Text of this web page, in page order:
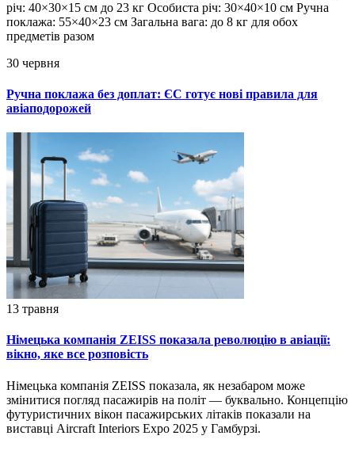
річ: 40×30×15 см до 23 кг Особиста річ: 30×40×10 см Ручна
поклажа: 55×40×23 см Загальна вага: до 8 кг для обох
предметів разом
30 червня
Ручна поклажа без доплат: ЄС готує нові правила для
авіаподорожей
13 травня
Німецька компанія ZEISS показала революцію в авіації:
вікно, яке все розповість
Німецька компанія ZEISS показала, як незабаром може
змінитися погляд пасажирів на політ — буквально. Концепцію
футуристичних вікон пасажирських літаків показали на
виставці Aircraft Interiors Expo 2025 у Гамбурзі.